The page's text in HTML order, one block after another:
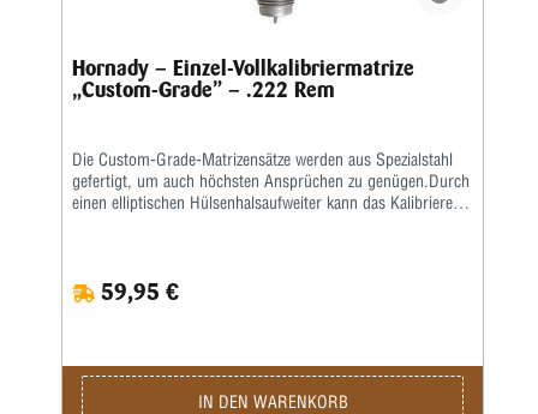
Hornady – Einzel-Vollkalibriermatrize
„Custom-Grade” – .222 Rem
Die Custom-Grade-Matrizensätze werden aus Spezialstahl
gefertigt, um auch höchsten Ansprüchen zu genügen.Durch
einen elliptischen Hülsenhalsaufweiter kann das Kalibrieren
59,95 €
IN DEN WARENKORB